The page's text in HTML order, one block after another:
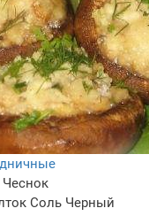
Чеснок
Соль Черный